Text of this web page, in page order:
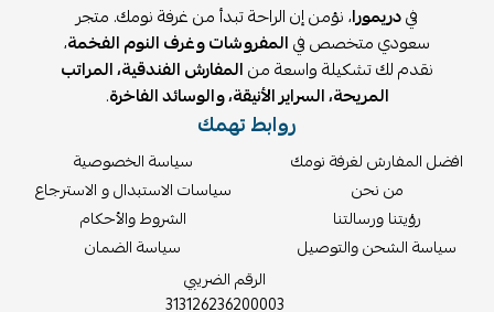
فيدريمورا، نؤمن إن الراحة تبدأ من غرفة نومك. متجر
سعودي متخصص فيالمفروشات وغرف النوم الفخمة،
نقدم لك تشكيلة واسعة منالمفارش الفندقية، المراتب
المريحة، السراير الأنيقة، والوسائد الفاخرة.
روابط تهمك
افضل المفارش لغرفة نومك
من نحن
رؤيتنا ورسالتنا
سياسة الشحن والتوصيل
سياسة الخصوصية
سياسات الاستبدال و الاسترجاع
الشروط والأحكام
سياسة الضمان
الرقم الضريبي
313126236200003